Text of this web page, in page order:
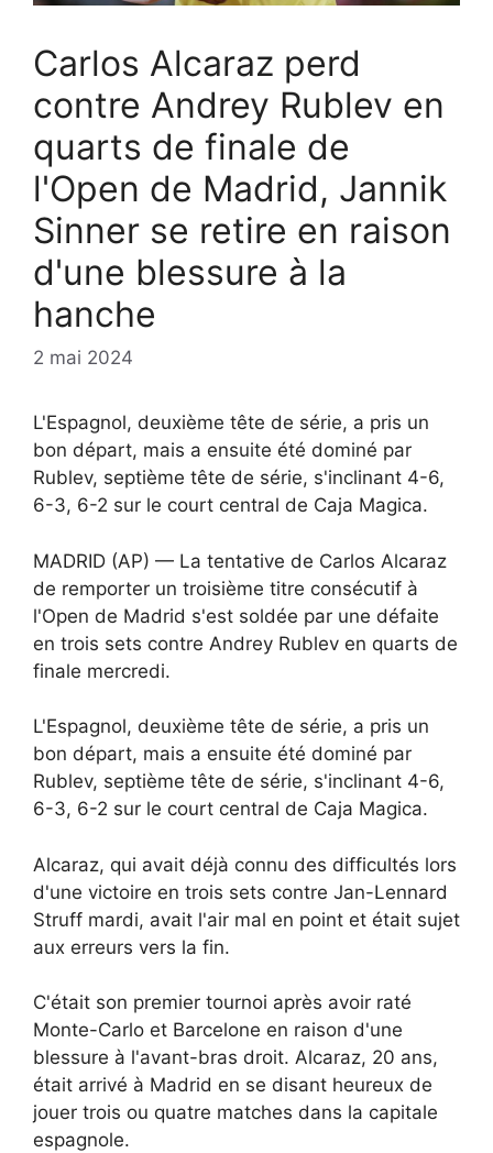
Carlos Alcaraz perd
contre Andrey Rublev en
quarts de finale de
l'Open de Madrid, Jannik
Sinner se retire en raison
d'une blessure à la
hanche
2 mai 2024
L'Espagnol, deuxième tête de série, a pris un
bon départ, mais a ensuite été dominé par
Rublev, septième tête de série, s'inclinant 4-6,
6-3, 6-2 sur le court central de Caja Magica.
MADRID (AP) — La tentative de Carlos Alcaraz
de remporter un troisième titre consécutif à
l'Open de Madrid s'est soldée par une défaite
en trois sets contre Andrey Rublev en quarts de
finale mercredi.
L'Espagnol, deuxième tête de série, a pris un
bon départ, mais a ensuite été dominé par
Rublev, septième tête de série, s'inclinant 4-6,
6-3, 6-2 sur le court central de Caja Magica.
Alcaraz, qui avait déjà connu des difficultés lors
d'une victoire en trois sets contre Jan-Lennard
Struff mardi, avait l'air mal en point et était sujet
aux erreurs vers la fin.
C'était son premier tournoi après avoir raté
Monte-Carlo et Barcelone en raison d'une
blessure à l'avant-bras droit. Alcaraz, 20 ans,
était arrivé à Madrid en se disant heureux de
jouer trois ou quatre matches dans la capitale
espagnole.